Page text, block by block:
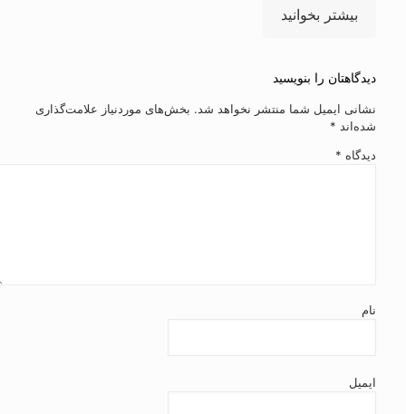
بیشتر بخوانید
دیدگاهتان را بنویسید
نشانی ایمیل شما منتشر نخواهد شد. بخش‌های موردنیاز علامت‌گذاری
شده‌اند *
دیدگاه *
نام
ایمیل